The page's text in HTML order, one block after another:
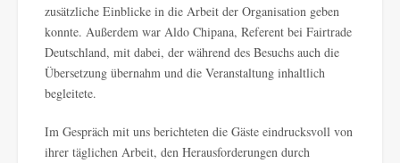
zusätzliche Einblicke in die Arbeit der Organisation geben
konnte. Außerdem war Aldo Chipana, Referent bei Fairtrade
Deutschland, mit dabei, der während des Besuchs auch die
Übersetzung übernahm und die Veranstaltung inhaltlich
begleitete.
Im Gespräch mit uns berichteten die Gäste eindrucksvoll von
ihrer täglichen Arbeit, den Herausforderungen durch